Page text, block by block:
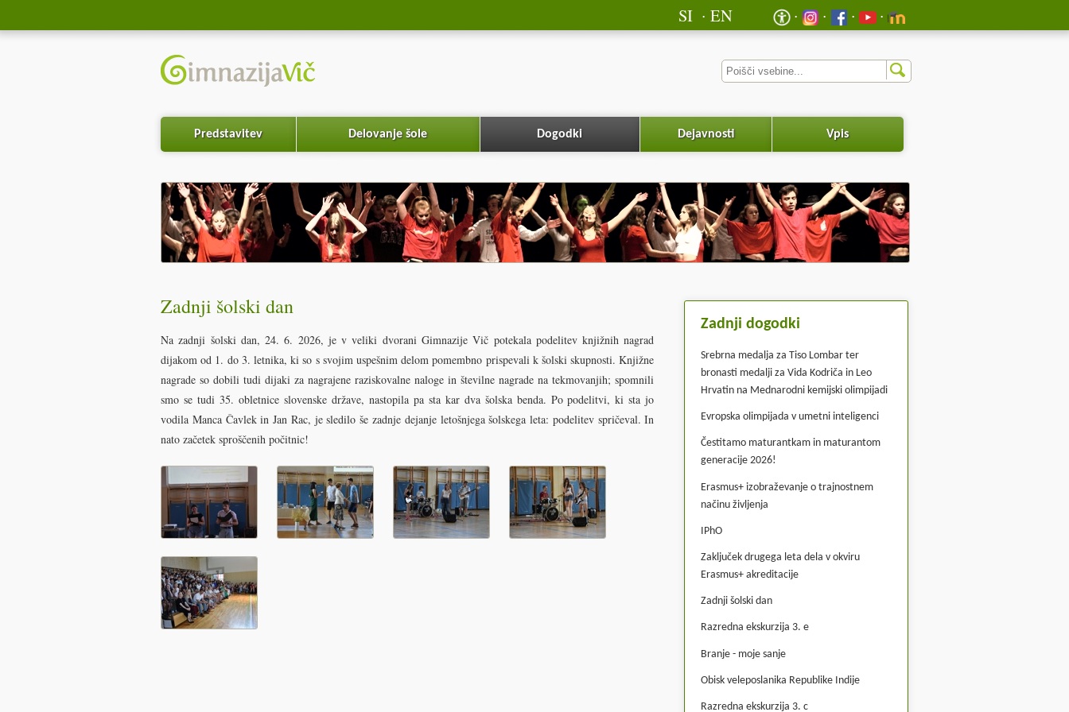
EN
SI
Predstavitev Delovanje šole Dogodki Dejavnosti Vpis
Zadnji šolski dan
Na zadnji šolski dan, 24. 6. 2026, je v veliki dvorani Gimnazije Vič potekala podelitev knjižnih nagrad
dijakom od 1. do 3. letnika, ki so s svojim uspešnim delom pomembno prispevali k šolski skupnosti. Knjižne
nagrade so dobili tudi dijaki za nagrajene raziskovalne naloge in številne nagrade na tekmovanjih; spomnili
smo se tudi 35. obletnice slovenske države, nastopila pa sta kar dva šolska benda. Po podelitvi, ki sta jo
vodila Manca Čavlek in Jan Rac, je sledilo še zadnje dejanje letošnjega šolskega leta: podelitev spričeval. In
nato začetek sproščenih počitnic!
Zadnji dogodki
Srebrna medalja za Tiso Lombar ter
bronasti medalji za Vida Kodriča in Leo
Hrvatin na Mednarodni kemijski olimpijadi
Evropska olimpijada v umetni inteligenci
Čestitamo maturantkam in maturantom
generacije 2026!
Erasmus+ izobraževanje o trajnostnem
načinu življenja
IPhO
Zaključek drugega leta dela v okviru
Erasmus+ akreditacije
Zadnji šolski dan
Razredna ekskurzija 3. e
Branje - moje sanje
Obisk veleposlanika Republike Indije
Razredna ekskurzija 3. c